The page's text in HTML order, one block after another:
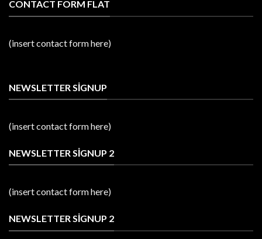
CONTACT FORM FLAT
(insert contact form here)
NEWSLETTER SIGNUP
(insert contact form here)
NEWSLETTER SIGNUP 2
(insert contact form here)
NEWSLETTER SIGNUP 2